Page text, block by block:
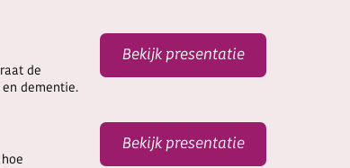
de
dementie.
Bekijk presentatie
Bekijk presentatie